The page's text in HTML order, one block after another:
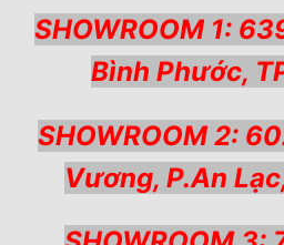
SHOWROOM 1:
Bình Phước,
SHOWROOM 2:
Vương, P.An